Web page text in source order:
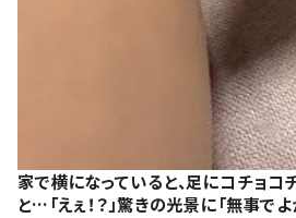
家で横になっていると、足にコチョコ
と…「えぇ！？」驚きの光景に「無事でよ